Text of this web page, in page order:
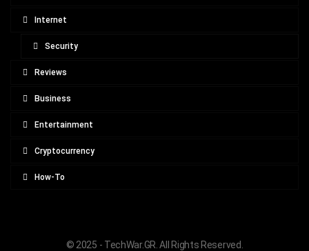
Internet
Security
Reviews
Business
Entertainment
Cryptocurrency
How-To
© 2025 - TechWar.GR. All Rights Reserved.